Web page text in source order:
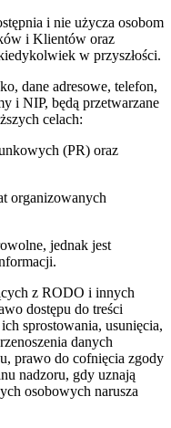
i nie użycza osobom
i Klientów oraz
w przyszłości.
dane adresowe, telefon,
i NIP, będą przetwarzane
celach:
(PR) oraz
organizowanych
jednak jest
z RODO i innych
dostępu do treści
sprostowania, usunięcia,
danych
prawo do cofnięcia zgody
nadzoru, gdy uznają
osobowych narusza